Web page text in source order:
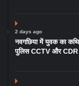
2 days ago
नवगछिया में युवक का
पुलिस CCTV और